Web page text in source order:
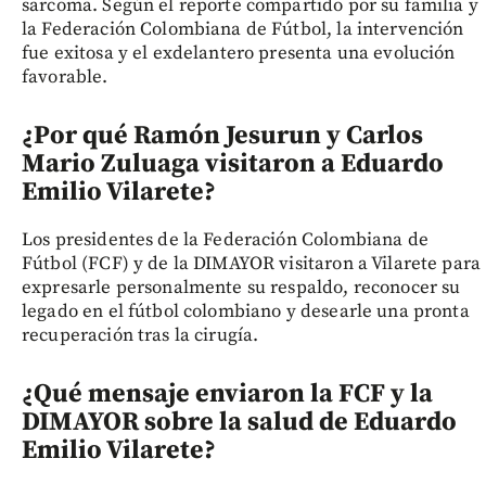
sarcoma. Según el reporte compartido por su familia y
la Federación Colombiana de Fútbol, la intervención
fue exitosa y el exdelantero presenta una evolución
favorable.
¿Por qué Ramón Jesurun y Carlos
Mario Zuluaga visitaron a Eduardo
Emilio Vilarete?
Los presidentes de la Federación Colombiana de
Fútbol (FCF) y de la DIMAYOR visitaron a Vilarete para
expresarle personalmente su respaldo, reconocer su
legado en el fútbol colombiano y desearle una pronta
recuperación tras la cirugía.
¿Qué mensaje enviaron la FCF y la
DIMAYOR sobre la salud de Eduardo
Emilio Vilarete?